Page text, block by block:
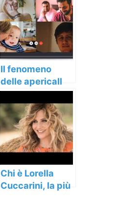
Il fenomeno
delle apericall
tra amici
Chi è Lorella
Cuccarini, la più